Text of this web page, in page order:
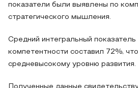
показатели были выявлены по
стратегического мышления.
Средний интегральный
компетентности составил 72%,
средневысокому уровню развития.